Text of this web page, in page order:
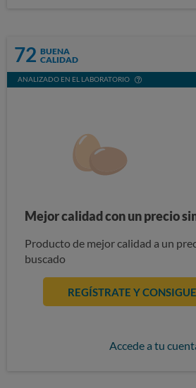
72 BUENA
CALIDAD
ANALIZADO EN EL LABORATORIO
Mejor calidad con un precio
Producto de mejor calidad a un
buscado
REGÍSTRATE Y
Accede a tu